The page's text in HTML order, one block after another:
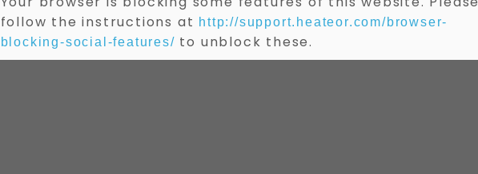
follow the instructions at http://support.heateor.com/browser-
blocking-social-features/ to unblock these.